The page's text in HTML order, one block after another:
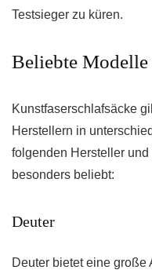
Testsieger zu küren.
Beliebte
Kunstfaserschlafsäcke
Herstellern in
folgenden Hersteller
besonders beliebt:
Deuter
Deuter bietet eine große